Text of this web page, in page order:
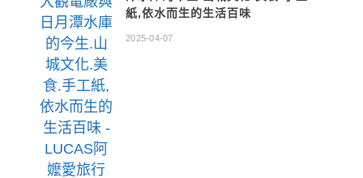
紙,依水而生的生活百味
2025-04-07